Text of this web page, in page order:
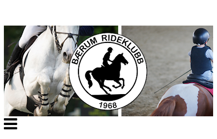
Veksle
navigasjon